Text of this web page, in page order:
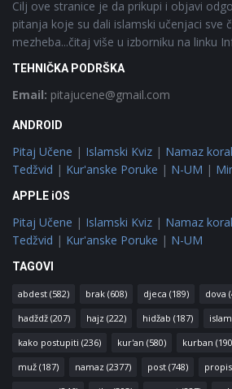
Cilj ove stranice je da prikupi i objavi
pitanja koje su dali islamski učenjaci sve
mezheba...čitaj više u izborniku na linku
TEHNIČKA PODRŠKA
Email: pitajucene@gmail.com
ANDROID
Pitaj Učene | Islamski Kviz | Namaz
Tedžvid | Kur'anske Poruke | N-UM |
APPLE iOS
Pitaj Učene | Islamski Kviz | Namaz
Tedžvid | Kur'anske Poruke | N-UM
TAGOVI
abdest (582) brak (608) djeca (189) dova
hadždž (207) hajz (222) hidžab (187) islam
kako postupiti (236) kur'an (580) kurban
muž (187) namaz (2377) post (748) propis